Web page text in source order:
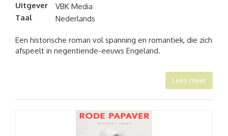
Uitgever
VBK Media
Taal
Nederlands
Een historische roman vol spanning en romantiek, die zich
afspeelt in negentiende-eeuws Engeland.
Lees meer